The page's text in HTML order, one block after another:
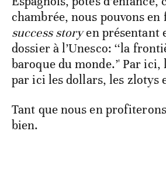
chambrée, nous pouvons en
success storyen présentant
dossier à l’Unesco: ‘‘la
baroque du monde.’' Par
par ici les dollars, les zlotys
Tant que nous en
bien.